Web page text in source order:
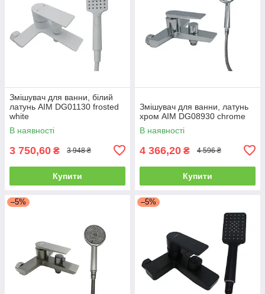
Змішувач для ванни, білий
латунь AIM DG01130 frosted
white
В наявності
3 750,60 ₴ 3 948 ₴
Купити
Змішувач для ванни, латунь
хром AIM DG08930 chrome
В наявності
4 366,20 ₴ 4 596 ₴
Купити
–5% –5%